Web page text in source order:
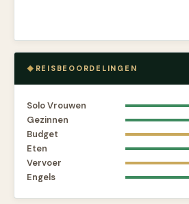
REISBEOORDELINGEN
Solo Vrouwen
Gezinnen
Budget
Eten
Vervoer
Engels